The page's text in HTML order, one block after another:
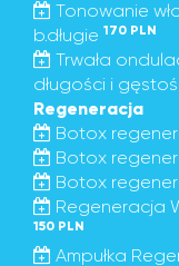
Tonowanie
b.długie 170 PLN
Trwała
długości i
Regeneracja
Botox
Botox
Botox
Regeneracja
150 PLN
Ampułka